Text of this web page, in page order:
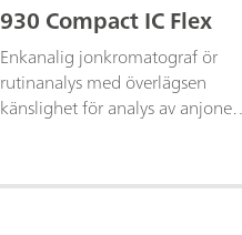
930 Compact IC Flex
Enkanalig jonkromatograf ör
rutinanalys med överlägsen
känslighet för analys av anjoner,